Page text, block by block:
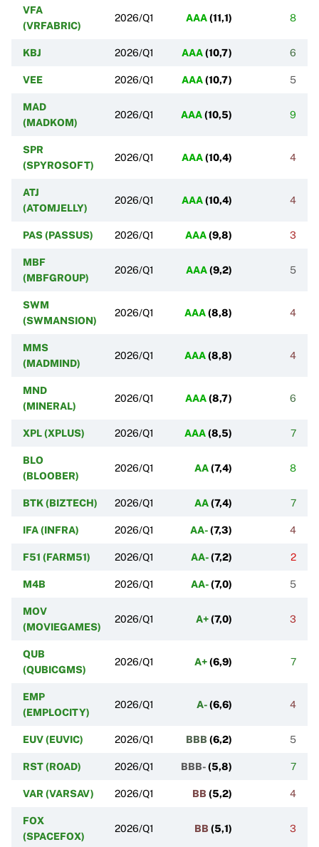
VFA
(VRFABRIC)
2026/Q1 AAA(11,1) 8
KBJ 2026/Q1 AAA(10,7) 6
VEE 2026/Q1 AAA(10,7) 5
MAD
(MADKOM)
2026/Q1 AAA(10,5) 9
SPR
(SPYROSOFT)
2026/Q1 AAA(10,4) 4
ATJ
(ATOMJELLY)
2026/Q1 AAA(10,4) 4
PAS (PASSUS) 2026/Q1 AAA(9,8) 3
MBF
(MBFGROUP)
2026/Q1 AAA(9,2) 5
SWM
(SWMANSION)
2026/Q1 AAA(8,8) 4
MMS
(MADMIND)
2026/Q1 AAA(8,8) 4
MND
(MINERAL)
2026/Q1 AAA(8,7) 6
XPL (XPLUS) 2026/Q1 AAA(8,5) 7
BLO
(BLOOBER)
2026/Q1 AA(7,4) 8
BTK (BIZTECH) 2026/Q1 AA(7,4) 7
IFA (INFRA) 2026/Q1 AA-(7,3) 4
F51 (FARM51) 2026/Q1 AA-(7,2) 2
M4B 2026/Q1 AA-(7,0) 5
MOV
(MOVIEGAMES)
2026/Q1 A+(7,0) 3
QUB
(QUBICGMS)
2026/Q1 A+(6,9) 7
EMP
(EMPLOCITY)
2026/Q1 A-(6,6) 4
EUV (EUVIC) 2026/Q1 BBB (6,2) 5
RST (ROAD) 2026/Q1 BBB-(5,8) 7
VAR (VARSAV) 2026/Q1 BB (5,2) 4
FOX
(SPACEFOX)
2026/Q1 BB (5,1) 3